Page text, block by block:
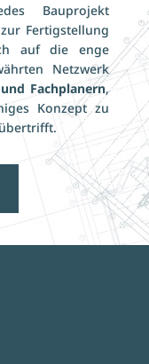
Bauprojekt
Fertigstellung
auf die enge
Netzwerk
Fachplanern,
Konzept zu